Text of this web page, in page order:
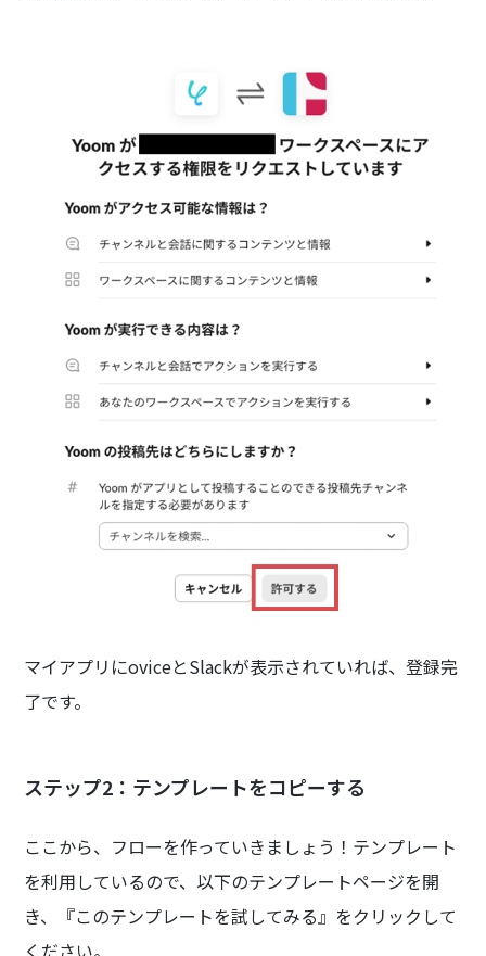
マイアプリにoviceとSlackが表示されていれば、登録完
了です。
ステップ2：テンプレートをコピーする
ここから、フローを作っていきましょう！テンプレート
を利用しているので、以下のテンプレートページを開
き、『このテンプレートを試してみる』をクリックして
ください。